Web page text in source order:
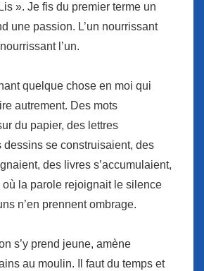
». Je fis du premier terme un
une passion. L’un nourrissant
l’un.
quelque chose en moi qui
autrement. Des mots
du papier, des lettres
dessins se construisaient, des
des livres s’accumulaient,
la parole rejoignait le silence
n’en prennent ombrage.
s’y prend jeune, amène
au moulin. Il faut du temps et